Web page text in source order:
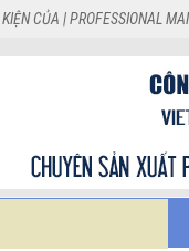
CỦA | PROFESSIONAL